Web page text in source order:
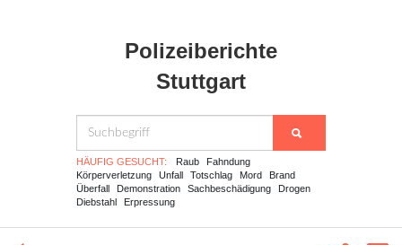
Polizeiberichte
Stuttgart
HÄUFIG GESUCHT: Raub
Fahndung
Körperverletzung
Unfall Totschlag Mord
Brand
Überfall
Demonstration Sachbeschädigung
Drogen
Diebstahl
Erpressung